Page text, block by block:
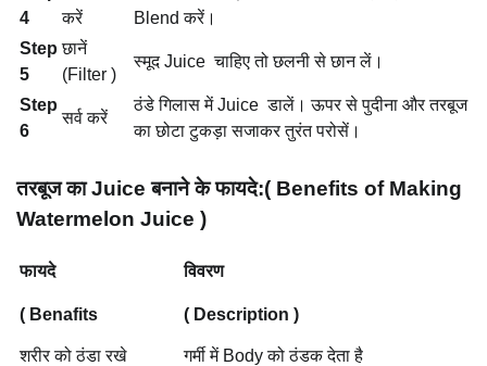
4
करें
Blend करें।
Step
5
छानें
(Filter )
स्मूद Juice चाहिए तो छलनी से छान लें।
Step
6
सर्व करें
ठंडे गिलास में Juice डालें। ऊपर से पुदीना और तरबूज
का छोटा टुकड़ा सजाकर तुरंत परोसें।
तरबूज का Juice बनाने के फायदे:( Benefits of Making
Watermelon Juice )
फायदे
( Benafits
विवरण
( Description )
शरीर को ठंडा रखे
गर्मी में Body को ठंडक देता है